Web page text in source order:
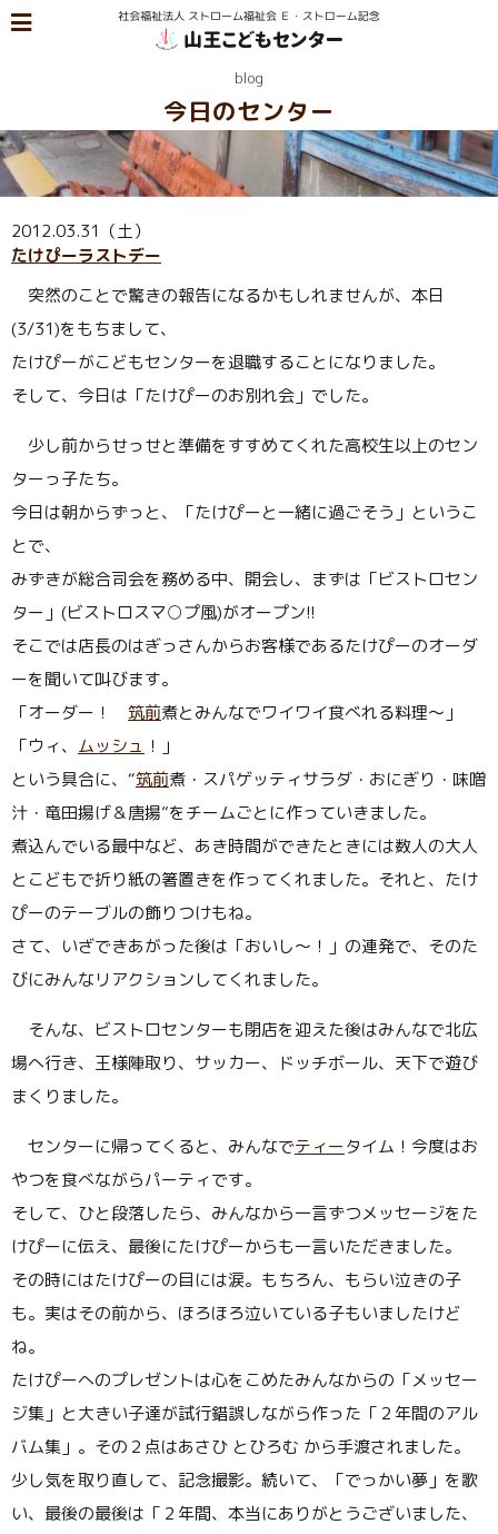
blog
今日のセンター
2012.03.31（土）
たけぴーラストデー
突然のことで驚きの報告になるかもしれませんが、本日
(3/31)をもちまして、
たけぴーがこどもセンターを退職することになりました。
そして、今日は「たけぴーのお別れ会」でした。
少し前からせっせと準備をすすめてくれた高校生以上のセン
ターっ子たち。
今日は朝からずっと、「たけぴーと一緒に過ごそう」というこ
とで、
みずきが総合司会を務める中、開会し、まずは「ビストロセン
ター」(ビストロスマ○プ風)がオープン!!
そこでは店長のはぎっさんからお客様であるたけぴーのオーダ
ーを聞いて叫びます。
「オーダー！ 筑前煮とみんなでワイワイ食べれる料理〜」
「ウィ、 ムッシュ ！」
という具合に、“筑前煮・スパゲッティサラダ・おにぎり・味噌
汁・竜田揚げ＆唐揚”をチームごとに作っていきました。
煮込んでいる最中など、あき時間ができたときには数人の大人
とこどもで折り紙の箸置きを作ってくれました。それと、たけ
ぴーのテーブルの飾りつけもね。
さて、いざできあがった後は「おいし〜！」の連発で、そのた
びにみんなリアクションしてくれました。
そんな、ビストロセンターも閉店を迎えた後はみんなで北広
場へ行き、王様陣取り、サッカー、ドッチボール、天下で遊び
まくりました。
センターに帰ってくると、みんなでティータイム！今度はお
やつを食べながらパーティです。
そして、ひと段落したら、みんなから一言ずつメッセージをた
けぴーに伝え、最後にたけぴーからも一言いただきました。
その時にはたけぴーの目には涙。もちろん、もらい泣きの子
も。実はその前から、ほろほろ泣いている子もいましたけど
ね。
たけぴーへのプレゼントは心をこめたみんなからの「メッセー
ジ集」と大きい子達が試行錯誤しながら作った「２年間のアル
バム集」。その２点はあさひ とひろむ から手渡されました。
少し気を取り直して、記念撮影。続いて、「でっかい夢」を歌
い、最後の最後は「２年間、本当にありがとうございました、